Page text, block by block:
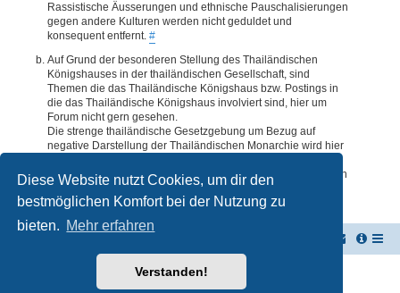
Diese Website nutzt Cookies, um dir den
bestmöglichen Komfort bei der Nutzung zu
bieten. Mehr erfahren
Verstanden!
Rassistische Äusserungen und ethnische Pauschalisierungen
gegen andere Kulturen werden nicht geduldet und
konsequent entfernt. #
Auf Grund der besonderen Stellung des Thailändischen
Königshauses in der thailändischen Gesellschaft, sind
Themen die das Thailändische Königshaus bzw. Postings in
die das Thailändische Königshaus involviert sind, hier um
Forum nicht gern gesehen.
Die strenge thailändische Gesetzgebung um Bezug auf
negative Darstellung der Thailändischen Monarchie wird hier
deren Inhalte diesbezüglich auch nur ansatzweise bedenklich
erscheinen, kommentarlos entfernt. #
Powered byphpBB® Forum Software © phpBB Limited
Deutsche Übersetzung durchphpBB.de